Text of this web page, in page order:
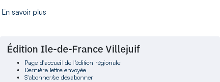
En savoir plus
Édition Ile-de-France Villejuif
Page d'accueil de l'édition régionale
Dernière lettre envoyée
S'abonner/se désabonner